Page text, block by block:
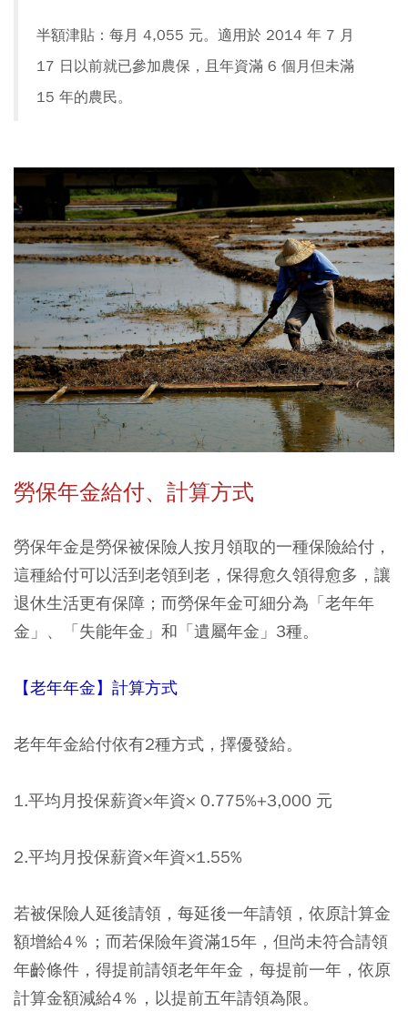
半額津貼：每月 4,055 元。適用於 2014 年 7 月
17 日以前就已參加農保，且年資滿 6 個月但未滿
15 年的農民。
勞保年金給付、計算方式
勞保年金是勞保被保險人按月領取的一種保險給付，
這種給付可以活到老領到老，保得愈久領得愈多，讓
退休生活更有保障；而勞保年金可細分為「老年年
金」、「失能年金」和「遺屬年金」3種。
【老年年金】計算方式
老年年金給付依有2種方式，擇優發給。
1.平均月投保薪資×年資× 0.775%+3,000 元
2.平均月投保薪資×年資×1.55%
若被保險人延後請領，每延後一年請領，依原計算金
額增給4％；而若保險年資滿15年，但尚未符合請領
年齡條件，得提前請領老年年金，每提前一年，依原
計算金額減給4％，以提前五年請領為限。